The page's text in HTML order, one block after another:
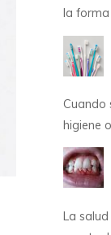
la forma
Cuando
higiene
La